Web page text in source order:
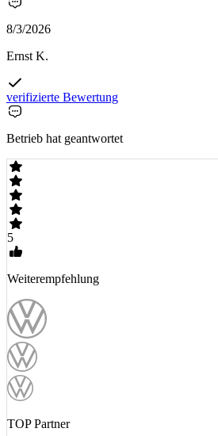
8/3/2026
Ernst K.
verifizierte Bewertung
Betrieb hat geantwortet
5
Weiterempfehlung
TOP Partner